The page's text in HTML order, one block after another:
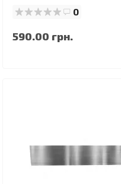
0
590.00 грн.